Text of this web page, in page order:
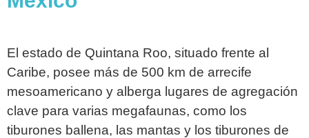
El estado de Quintana Roo, situado frente al
Caribe, posee más de 500 km de arrecife
mesoamericano y alberga lugares de agregación
clave para varias megafaunas, como los
tiburones ballena, las mantas y los tiburones de